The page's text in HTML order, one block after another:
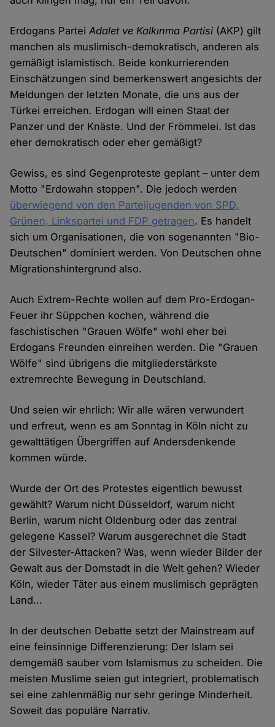
Erdogans ParteiAdalet ve Kalkınma Partisi (AKP) gilt
manchen als muslimisch-demokratisch, anderen als
gemäßigt islamistisch. Beide konkurrierenden
Einschätzungen sind bemerkenswert angesichts der
Meldungen der letzten Monate, die uns aus der
Türkei erreichen. Erdogan will einen Staat der
Panzer und der Knäste. Und der Frömmelei. Ist das
eher demokratisch oder eher gemäßigt?
Gewiss, es sind Gegenproteste geplant – unter dem
Motto "Erdowahn stoppen". Die jedoch werden
überwiegend von den Parteijugenden von SPD,
Grünen, Linkspartei und FDP getragen. Es handelt
sich um Organisationen, die von sogenannten "Bio-
Deutschen" dominiert werden. Von Deutschen ohne
Migrationshintergrund also.
Auch Extrem-Rechte wollen auf dem Pro-Erdogan-
Feuer ihr Süppchen kochen, während die
faschistischen "Grauen Wölfe" wohl eher bei
Erdogans Freunden einreihen werden. Die "Grauen
Wölfe" sind übrigens die mitgliederstärkste
extremrechte Bewegung in Deutschland.
Und seien wir ehrlich: Wir alle wären verwundert
und erfreut, wenn es am Sonntag in Köln nicht zu
gewalttätigen Übergriffen auf Andersdenkende
kommen würde.
Wurde der Ort des Protestes eigentlich bewusst
gewählt? Warum nicht Düsseldorf, warum nicht
Berlin, warum nicht Oldenburg oder das zentral
gelegene Kassel? Warum ausgerechnet die Stadt
der Silvester-Attacken? Was, wenn wieder Bilder der
Gewalt aus der Domstadt in die Welt gehen? Wieder
Köln, wieder Täter aus einem muslimisch geprägten
Land...
In der deutschen Debatte setzt der Mainstream auf
eine feinsinnige Differenzierung: Der Islam sei
demgemäß sauber vom Islamismus zu scheiden. Die
meisten Muslime seien gut integriert, problematisch
sei eine zahlenmäßig nur sehr geringe Minderheit.
Soweit das populäre Narrativ.